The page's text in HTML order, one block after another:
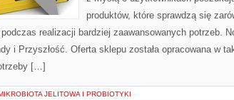
produktów, które sprawdzą się
realizacji bardziej zaawansowanych potrzeb.
i Przyszłość. Oferta sklepu została opracowana w
[…]
JELITOWA I PROBIOTYKI